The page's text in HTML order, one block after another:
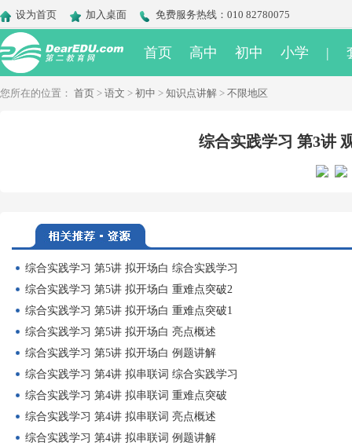
设为首页 加入桌面 免费服务热线：010 82780075
首页 高中 初中 小学 |
您所在的位置： 首页 > 语文 > 初中 > 知识点讲解 > 不限地区
综合实践学习 第3讲
综合实践学习 第5讲 拟开场白 综合实践学习
综合实践学习 第5讲 拟开场白 重难点突破2
综合实践学习 第5讲 拟开场白 重难点突破1
综合实践学习 第5讲 拟开场白 亮点概述
综合实践学习 第5讲 拟开场白 例题讲解
综合实践学习 第4讲 拟串联词 综合实践学习
综合实践学习 第4讲 拟串联词 重难点突破
综合实践学习 第4讲 拟串联词 亮点概述
综合实践学习 第4讲 拟串联词 例题讲解